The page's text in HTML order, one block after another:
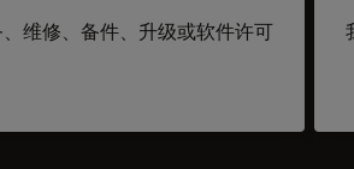
维修、备件、升级或软件许可